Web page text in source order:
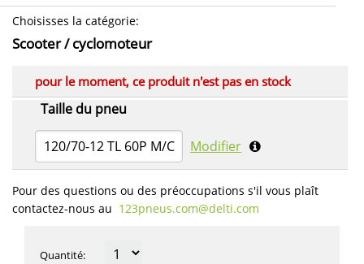
Choisisses la catégorie:
Scooter / cyclomoteur
Taille du pneu
120/70-12 TL 60P M/C Modifier
pour le moment, ce produit n'est pas en stock
Pour des questions ou des préoccupations s'il vous plaît
contactez-nous au 123pneus.com​@delti.com
Quantité: